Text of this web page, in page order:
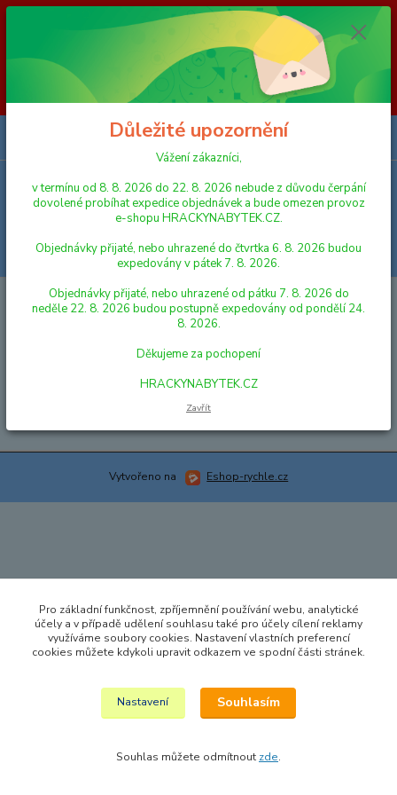
Vážení zákazníci, v termínu od 8. 8. 2026 do 23. 8. 2026 nebude z
důvodu čerpání dovolené probíhat expedice objednávek a bude omezen
provoz e-shopu HRACKYNABYTEK.CZ. Objednávky přijaté, nebo
uhrazené do čtvrtka 6. 8. 2026 budou expedovány v pátek 7. 8. 2026.
Objednávky přijaté, nebo uhrazené od pátku 7. 8. 2026 do neděle 23. 8.
2026 budou postupně expedovány od pondělí 24. 8. 2026. Děkujeme za
pochopení HRACKYNABYTEK.CZ
Menu
Hledat
STAVEBNICE LEGO
Vytvořeno na Eshop-rychle.cz
Důležité upozornění
Vážení zákazníci,
v termínu od 8. 8. 2026 do 22. 8. 2026 nebude z důvodu čerpání
dovolené probíhat expedice objednávek a bude omezen provoz
e-shopu HRACKYNABYTEK.CZ.
Objednávky přijaté, nebo uhrazené do čtvrtka 6. 8. 2026 budou
expedovány v pátek 7. 8. 2026.
Objednávky přijaté, nebo uhrazené od pátku 7. 8. 2026 do
neděle 22. 8. 2026 budou postupně expedovány od pondělí 24.
8. 2026.
Děkujeme za pochopení
HRACKYNABYTEK.CZ
Zavřít
Pro základní funkčnost, zpříjemnění používání webu, analytické
účely a v případě udělení souhlasu také pro účely cílení reklamy
využíváme soubory cookies. Nastavení vlastních preferencí
cookies můžete kdykoli upravit odkazem ve spodní části stránek.
Nastavení Souhlasím
Souhlas můžete odmítnout zde.